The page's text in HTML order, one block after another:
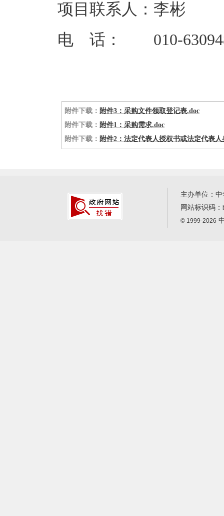
项目联系人：李彬
电 话： 010-
附件下载： 附件3：采购文件领取登记表.doc
附件下载： 附件1：采购需求.doc
附件下载： 附件2：法定代表人授权书或法定代表人
主办单位：
网站标识码：
© 1999-2026